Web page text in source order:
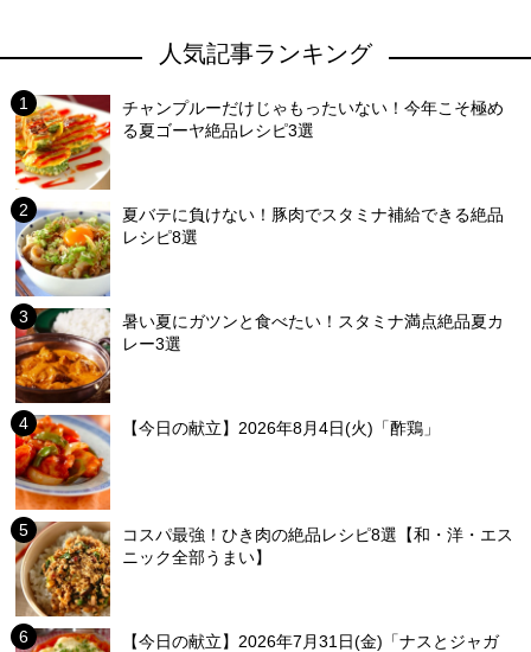
人気記事ランキング
チャンプルーだけじゃもったいない！今年こそ極め
る夏ゴーヤ絶品レシピ3選
夏バテに負けない！豚肉でスタミナ補給できる絶品
レシピ8選
暑い夏にガツンと食べたい！スタミナ満点絶品夏カ
レー3選
【今日の献立】2026年8月4日(火)「酢鶏」
コスパ最強！ひき肉の絶品レシピ8選【和・洋・エス
ニック全部うまい】
【今日の献立】2026年7月31日(金)「ナスとジャガ